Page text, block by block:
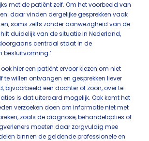
met de patiënt zelf. Om het voorbeeld van
daar vinden dergelijke gesprekken vaak
soms zelfs zonder aanwezigheid van de
duidelijk van de situatie in Nederland,
centraal staat in de
hier een patiënt ervoor kiezen om niet
te willen ontvangen en gesprekken liever
bijvoorbeeld een dochter of zoon, over te
is dat uiteraard mogelijk. Ook komt het
verzoeken doen om informatie niet met
zoals de diagnose, behandelopties of
moeten daar zorgvuldig mee
binnen de geldende professionele en